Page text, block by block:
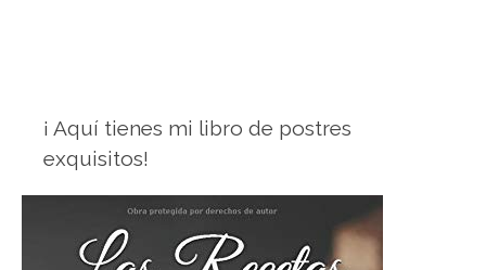
¡ Aquí tienes mi libro de postres
exquisitos!